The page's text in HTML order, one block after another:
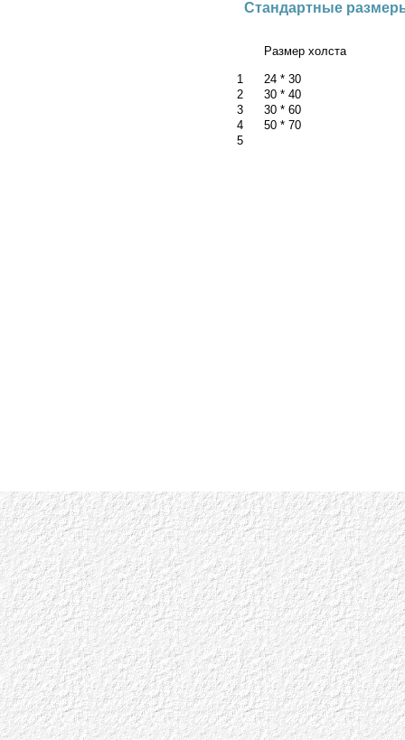
Стандартные
Размер холста
1
24 * 30
2
30 * 40
3
30 * 60
4
50 * 70
5